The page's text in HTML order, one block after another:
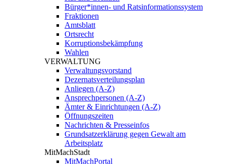
Bürger*innen- und Ratsinformationssystem
Fraktionen
Amtsblatt
Ortsrecht
Korruptionsbekämpfung
Wahlen
VERWALTUNG
Verwaltungsvorstand
Dezernatsverteilungsplan
Anliegen (A-Z)
Ansprechpersonen (A-Z)
Ämter & Einrichtungen (A-Z)
Öffnungszeiten
Nachrichten & Presseinfos
Grundsatzerklärung gegen Gewalt am
Arbeitsplatz
MitMachStadt
MitMachPortal